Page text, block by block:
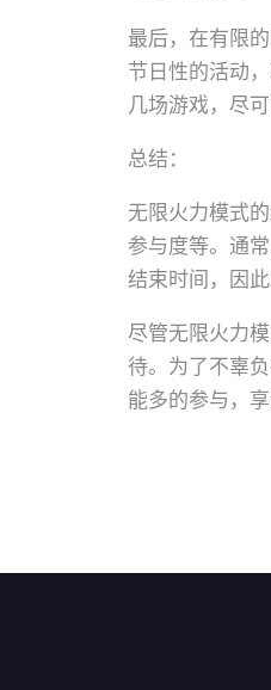
最后，在有限
节日性的活动
几场游戏，尽
总结：
无限火力模式
参与度等。通
结束时间，因
尽管无限火力
待。为了不辜
能多的参与，